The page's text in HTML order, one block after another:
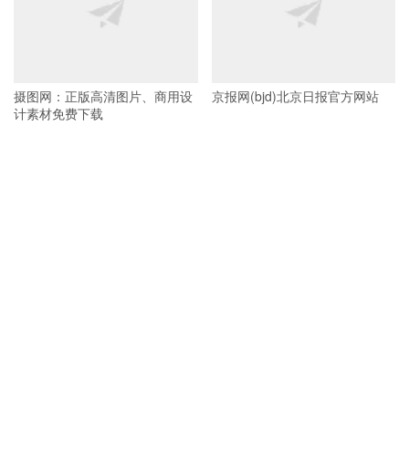
摄图网：正版高清图片、商用设
计素材免费下载
京报网(bjd)北京日报官方网站